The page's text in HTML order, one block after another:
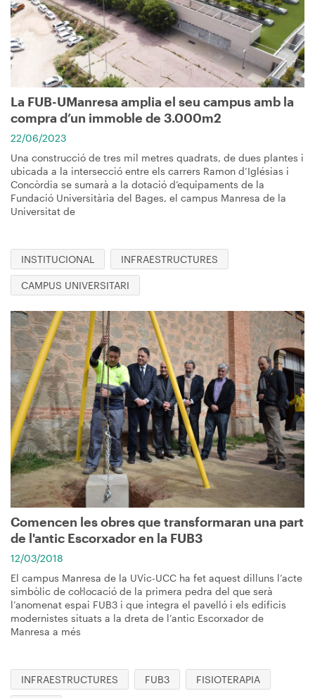
La FUB-UManresa amplia el seu campus amb la
compra d’un immoble de 3.000m2
22/06/2023
Una construcció de tres mil metres quadrats, de dues plantes i
ubicada a la intersecció entre els carrers Ramon d’Iglésias i
Concòrdia se sumarà a la dotació d’equipaments de la
Fundació Universitària del Bages, el campus Manresa de la
Universitat de
INSTITUCIONAL INFRAESTRUCTURES
CAMPUS UNIVERSITARI
Imagen
Comencen les obres que transformaran una part
de l'antic Escorxador en la FUB3
12/03/2018
El campus Manresa de la UVic-UCC ha fet aquest dilluns l’acte
simbòlic de col·locació de la primera pedra del que serà
l’anomenat espai FUB3 i que integra el pavelló i els edificis
modernistes situats a la dreta de l’antic Escorxador de
Manresa a més
INFRAESTRUCTURES FUB3 FISIOTERAPIA